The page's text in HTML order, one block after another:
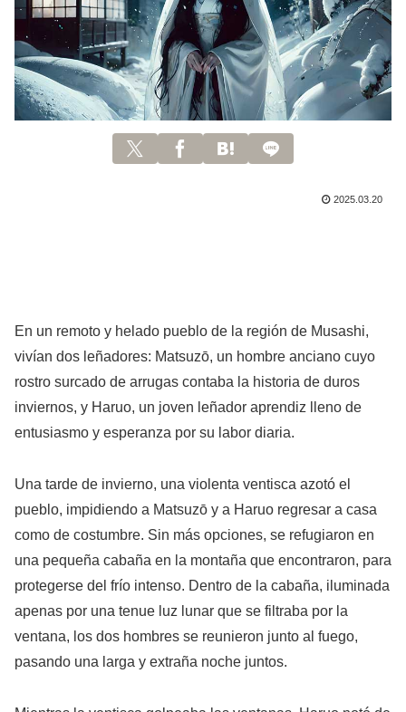
2025.03.20
En un remoto y helado pueblo de la región de Musashi,
vivían dos leñadores: Matsuzō, un hombre anciano cuyo
rostro surcado de arrugas contaba la historia de duros
inviernos, y Haruo, un joven leñador aprendiz lleno de
entusiasmo y esperanza por su labor diaria.
Una tarde de invierno, una violenta ventisca azotó el
pueblo, impidiendo a Matsuzō y a Haruo regresar a casa
como de costumbre. Sin más opciones, se refugiaron en
una pequeña cabaña en la montaña que encontraron, para
protegerse del frío intenso. Dentro de la cabaña, iluminada
apenas por una tenue luz lunar que se filtraba por la
ventana, los dos hombres se reunieron junto al fuego,
pasando una larga y extraña noche juntos.